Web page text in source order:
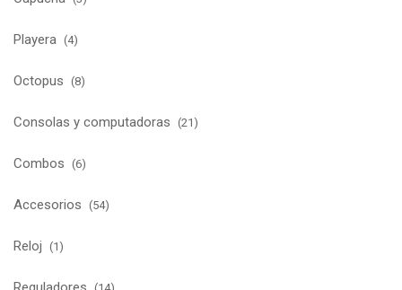
Playera (4)
Octopus (8)
Consolas y computadoras (21)
Combos (6)
Accesorios (54)
Reloj (1)